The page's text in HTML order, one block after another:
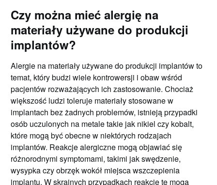
Czy można mieć alergię na
materiały używane do produkcji
implantów?
Alergie na materiały używane do produkcji implantów to
temat, który budzi wiele kontrowersji i obaw wśród
pacjentów rozważających ich zastosowanie. Chociaż
większość ludzi toleruje materiały stosowane w
implantach bez żadnych problemów, istnieją przypadki
osób uczulonych na metale takie jak nikiel czy kobalt,
które mogą być obecne w niektórych rodzajach
implantów. Reakcje alergiczne mogą objawiać się
różnorodnymi symptomami, takimi jak swędzenie,
wysypka czy obrzęk wokół miejsca wszczepienia
implantu. W skrajnych przypadkach reakcje te mogą